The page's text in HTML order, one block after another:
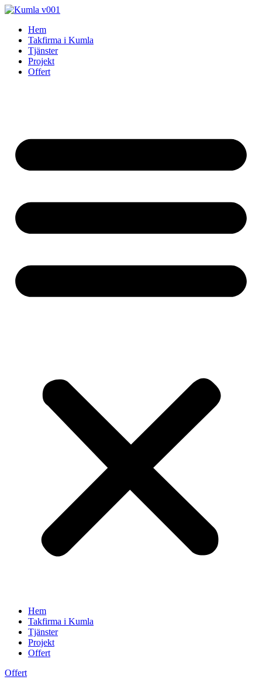
Skip
contentHem
Takfirma i Kumla
Tjänster
Projekt
Offert
Hem
Takfirma i Kumla
Tjänster
Projekt
Offert
Offert